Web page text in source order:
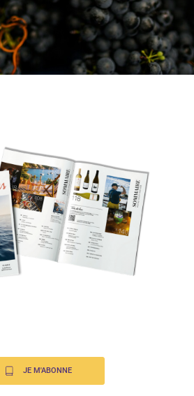
JE M'ABONNE